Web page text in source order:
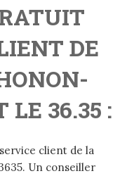
DE
LE 36.35 :
client de la
Un conseiller